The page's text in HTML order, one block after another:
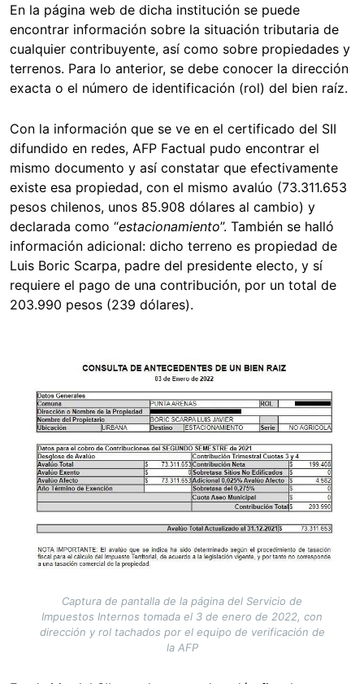
En la página web de dicha institución se puede
encontrar información sobre la situación tributaria de
cualquier contribuyente, así como sobre propiedades y
terrenos. Para lo anterior, se debe conocer la dirección
exacta o el número de identificación (rol) del bien raíz.
Con la información que se ve en el certificado del SII
difundido en redes, AFP Factual pudo encontrar el
mismo documento y así constatar que efectivamente
existe esa propiedad, con el mismo avalúo (73.311.653
pesos chilenos, unos 85.908 dólares al cambio) y
declarada como “estacionamiento”. También se halló
información adicional: dicho terreno es propiedad de
Luis Boric Scarpa, padre del presidente electo, y sí
requiere el pago de una contribución, por un total de
203.990 pesos (239 dólares).
Captura de pantalla de la página del Servicio de
Impuestos Internos tomada el 3 de enero de 2022, con
dirección y rol tachados por el equipo de verificación de
la AFP